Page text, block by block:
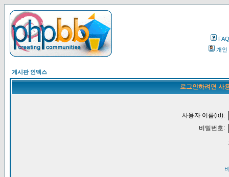
FAQ
개인
게시판 인덱스
로그인하려면 사
사용자 이름(id):
비밀번호: